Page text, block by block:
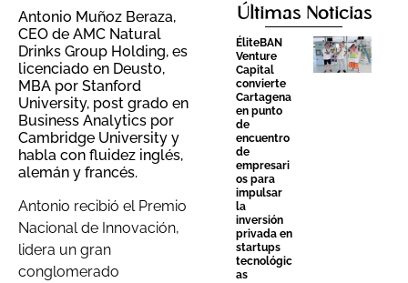
Antonio Muñoz Beraza,
CEO de AMC Natural
Drinks Group Holding, es
licenciado en Deusto,
MBA por Stanford
University, post grado en
Business Analytics por
Cambridge University y
habla con fluidez inglés,
alemán y francés.
Antonio recibió el Premio
Nacional de Innovación,
lidera un gran
conglomerado
Últimas Noticias
ÉliteBAN
Venture
Capital
convierte
Cartagena
en punto
de
encuentro
de
empresari
os para
impulsar
la
inversión
privada en
startups
tecnológic
as